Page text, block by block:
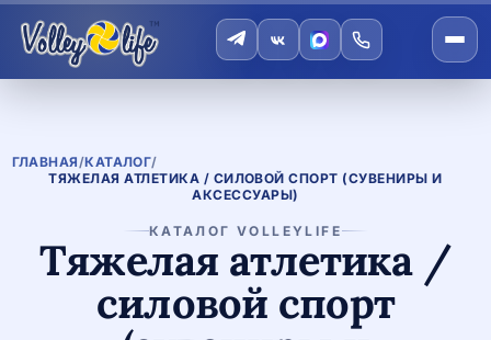
ГЛАВНАЯ/КАТАЛОГ/
ТЯЖЕЛАЯ АТЛЕТИКА / СИЛОВОЙ СПОРТ (СУВЕНИРЫ И
АКСЕССУАРЫ)
КАТАЛОГ VOLLEYLIFE
Тяжелая атлетика /
силовой спорт